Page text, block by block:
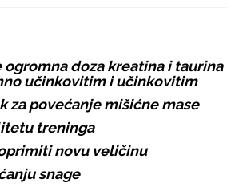
ogromna doza kreatina i taurina
učinkovitim i učinkovitim
za povećanje mišićne mase
treninga
novu veličinu
snage